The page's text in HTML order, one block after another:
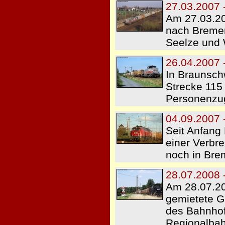
27.03.2007
Am
nach
Seelze und
26.04.2007
In
Strecke
04.09.2007
Seit
einer
noch in
28.07.2008
Am
gemietete
des